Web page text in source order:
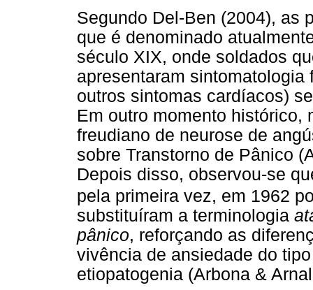
Segundo Del-Ben (2004), as
que é denominado
século XIX, onde soldados
apresentaram
outros sintomas cardíacos)
Em outro momento histórico,
freudiano de neurose de
sobre Transtorno de Pânico
Depois disso, observou-se
pela primeira vez, em 1962
substituíram a terminologia
pânico, reforçando as
vivência de ansiedade do
etiopatogenia (Arbona &